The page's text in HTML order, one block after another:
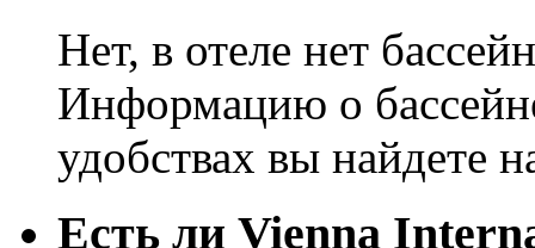
Нет, в отеле нет
Информацию о
удобствах вы найдете
Eсть ли Vienna